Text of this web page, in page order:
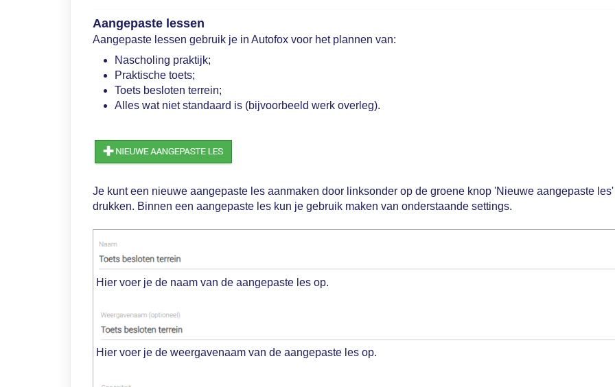
Aangepaste lessen
Aangepaste lessen gebruik je in Autofox voor het plannen van:
Nascholing praktijk;
Praktische toets;
Toets besloten terrein;
Alles wat niet standaard is (bijvoorbeeld werk overleg).
Je kunt een nieuwe aangepaste les aanmaken door linksonder op de groene knop 'Nieuwe aangepaste
drukken. Binnen een aangepaste les kun je gebruik maken van onderstaande settings.
Hier voer je de naam van de aangepaste les op.
Hier voer je de weergavenaam van de aangepaste les op.